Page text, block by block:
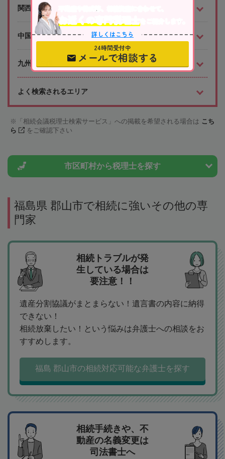
関西
中国・四国
九州・沖縄
よく検索されるエリア
「相続会議税理士検索サービス」への掲載を希望される場合は こち
ら
をご確認下さい
市区町村から税理士を探す
福島県 郡山市で相続に強いその他の専
門家
相続トラブルが発
生している場合は
要注意！！
遺産分割協議がまとまらない！遺言書の内容に納得
できない！
相続放棄したい！という悩みは弁護士への相談をお
すすめします。
福島 郡山市の相続対応可能な弁護士を探す
相続手続きや、不
動産の名義変更は
司法書士へ
不動産や株式等、相続資産に合わせて、
お近くの専門税理士
をご紹介します。
詳しくはこちら
24時間受付中
メールで相談する